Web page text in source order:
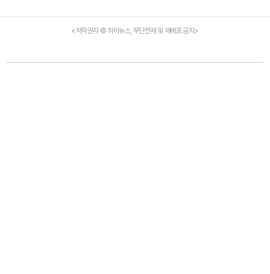
<저작권자 © 하이뉴스, 무단전재 및 재배포 금지>